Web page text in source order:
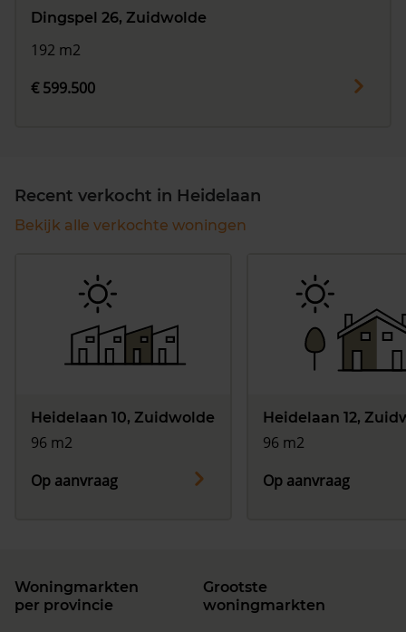
Dingspel 26, Zuidwolde
192 m2
€ 599.500
Recent verkocht in Heidelaan
Bekijk alle verkochte woningen
Heidelaan 10, Zuidwolde
96 m2
Op aanvraag
Heidelaan 12,
96 m2
Op aanvraag
Woningmarkten
per provincie
Grootste
woningmarkten